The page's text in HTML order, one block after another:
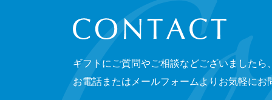
CONTACT
ギフトにご質問やご相談などございましたら
お電話またはメールフォームよりお気軽にお